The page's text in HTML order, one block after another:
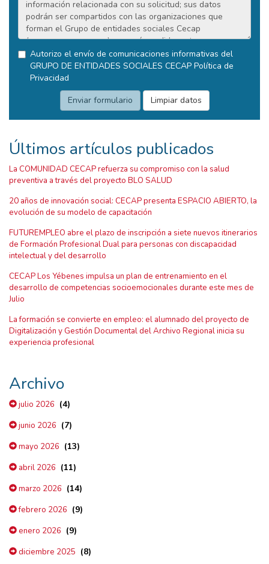
Autorizo el envío de comunicaciones informativas del
GRUPO DE ENTIDADES SOCIALES CECAP Política de
Privacidad
Últimos artículos publicados
La COMUNIDAD CECAP refuerza su compromiso con la salud
preventiva a través del proyecto BLO SALUD
20 años de innovación social: CECAP presenta ESPACIO ABIERTO, la
evolución de su modelo de capacitación
FUTUREMPLEO abre el plazo de inscripción a siete nuevos itinerarios
de Formación Profesional Dual para personas con discapacidad
intelectual y del desarrollo
CECAP Los Yébenes impulsa un plan de entrenamiento en el
desarrollo de competencias socioemocionales durante este mes de
Julio
La formación se convierte en empleo: el alumnado del proyecto de
Digitalización y Gestión Documental del Archivo Regional inicia su
experiencia profesional
Archivo
julio 2026 (4)
junio 2026 (7)
mayo 2026 (13)
abril 2026 (11)
marzo 2026 (14)
febrero 2026 (9)
enero 2026 (9)
diciembre 2025 (8)